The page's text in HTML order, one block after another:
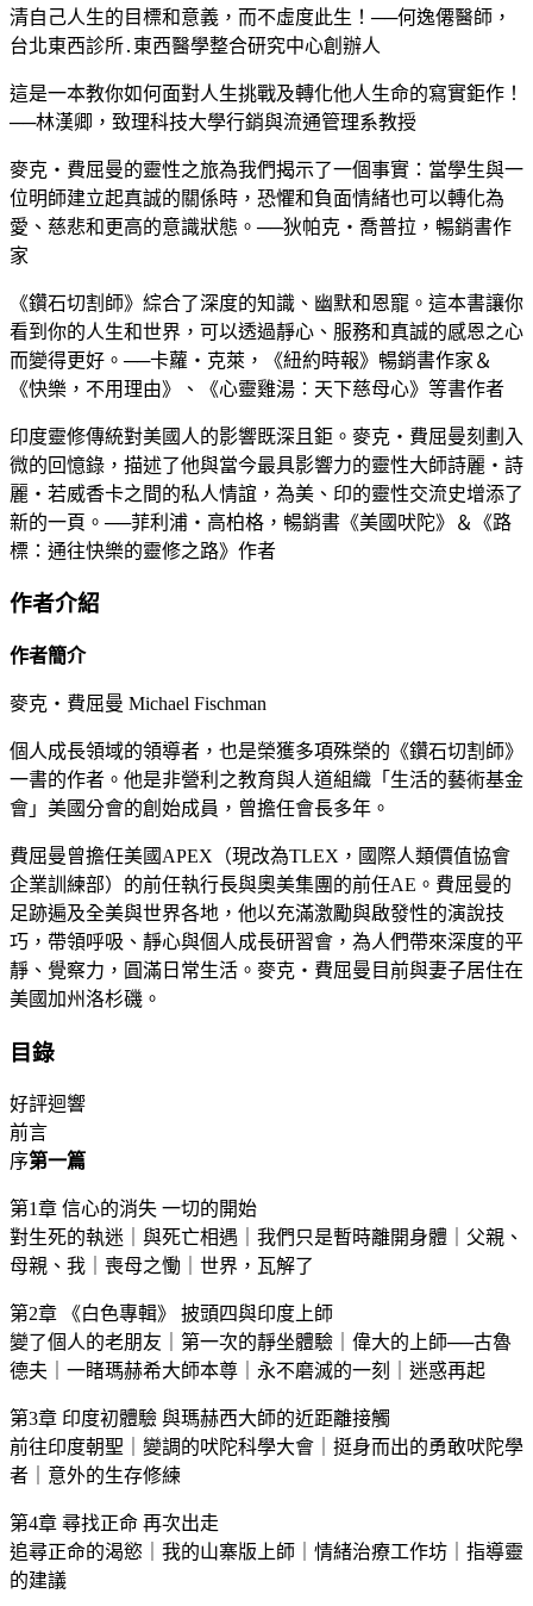
清自己人生的目標和意義，而不虛度此生！──何逸僊醫師，
台北東西診所․東西醫學整合研究中心創辦人
這是一本教你如何面對人生挑戰及轉化他人生命的寫實鉅作！
──林漢卿，致理科技大學行銷與流通管理系教授
麥克‧費屈曼的靈性之旅為我們揭示了一個事實：當學生與一
位明師建立起真誠的關係時，恐懼和負面情緒也可以轉化為
愛、慈悲和更高的意識狀態。──狄帕克‧喬普拉，暢銷書作
家
《鑽石切割師》綜合了深度的知識、幽默和恩寵。這本書讓你
看到你的人生和世界，可以透過靜心、服務和真誠的感恩之心
而變得更好。──卡蘿‧克萊，《紐約時報》暢銷書作家＆
《快樂，不用理由》、《心靈雞湯：天下慈母心》等書作者
印度靈修傳統對美國人的影響既深且鉅。麥克‧費屈曼刻劃入
微的回憶錄，描述了他與當今最具影響力的靈性大師詩麗‧詩
麗‧若威香卡之間的私人情誼，為美、印的靈性交流史增添了
新的一頁。──菲利浦‧高柏格，暢銷書《美國吠陀》＆《路
標：通往快樂的靈修之路》作者
作者介紹
作者簡介
麥克‧費屈曼 Michael Fischman
個人成長領域的領導者，也是榮獲多項殊榮的《鑽石切割師》
一書的作者。他是非營利之教育與人道組織「生活的藝術基金
會」美國分會的創始成員，曾擔任會長多年。
費屈曼曾擔任美國APEX（現改為TLEX，國際人類價值協會
企業訓練部）的前任執行長與奧美集團的前任AE。費屈曼的
足跡遍及全美與世界各地，他以充滿激勵與啟發性的演說技
巧，帶領呼吸、靜心與個人成長研習會，為人們帶來深度的平
靜、覺察力，圓滿日常生活。麥克‧費屈曼目前與妻子居住在
美國加州洛杉磯。
目錄
好評迴響
前言
序第一篇
第1章 信心的消失 一切的開始
對生死的執迷｜與死亡相遇｜我們只是暫時離開身體｜父親、
母親、我｜喪母之慟｜世界，瓦解了
第2章 《白色專輯》 披頭四與印度上師
變了個人的老朋友｜第一次的靜坐體驗｜偉大的上師──古魯
德夫｜一睹瑪赫希大師本尊｜永不磨滅的一刻｜迷惑再起
第3章 印度初體驗 與瑪赫西大師的近距離接觸
前往印度朝聖｜變調的吠陀科學大會｜挺身而出的勇敢吠陀學
者｜意外的生存修練
第4章 尋找正命 再次出走
追尋正命的渴慾｜我的山寨版上師｜情緒治療工作坊｜指導靈
的建議